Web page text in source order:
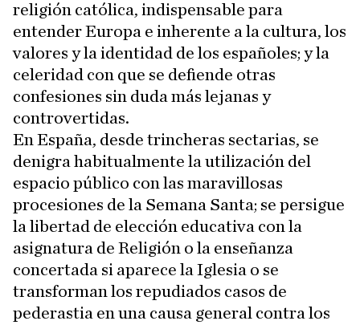
religión católica, indispensable para
entender Europa e inherente a la cultura, los
valores y la identidad de los españoles; y la
celeridad con que se defiende otras
confesiones sin duda más lejanas y
controvertidas.
En España, desde trincheras sectarias, se
denigra habitualmente la utilización del
espacio público con las maravillosas
procesiones de la Semana Santa; se persigue
la libertad de elección educativa con la
asignatura de Religión o la enseñanza
concertada si aparece la Iglesia o se
transforman los repudiados casos de
pederastia en una causa general contra los